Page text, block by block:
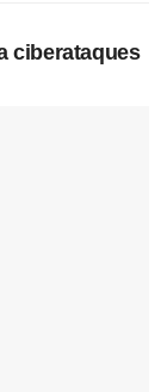
ciberataques